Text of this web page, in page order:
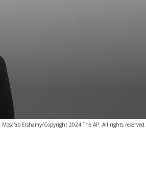
Mosa'ab Elshamy/Copyright 2024 The AP. All rights reserved.